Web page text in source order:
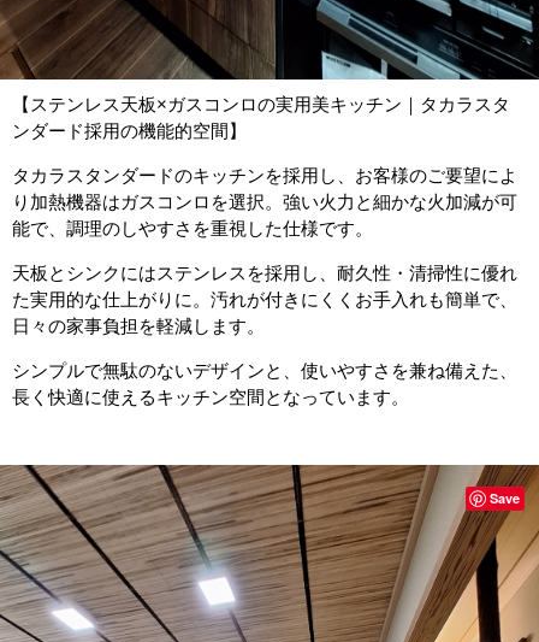
【ステンレス天板×ガスコンロの実用美キッチン｜タカラスタ
ンダード採用の機能的空間】
タカラスタンダードのキッチンを採用し、お客様のご要望によ
り加熱機器はガスコンロを選択。強い火力と細かな火加減が可
能で、調理のしやすさを重視した仕様です。
天板とシンクにはステンレスを採用し、耐久性・清掃性に優れ
た実用的な仕上がりに。汚れが付きにくくお手入れも簡単で、
日々の家事負担を軽減します。
シンプルで無駄のないデザインと、使いやすさを兼ね備えた、
長く快適に使えるキッチン空間となっています。
Save